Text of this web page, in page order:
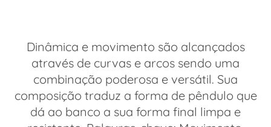
Dinâmica e movimento são alcançados
através de curvas e arcos sendo uma
combinação poderosa e versátil. Sua
composição traduz a forma de pêndulo que
dá ao banco a sua forma final limpa e